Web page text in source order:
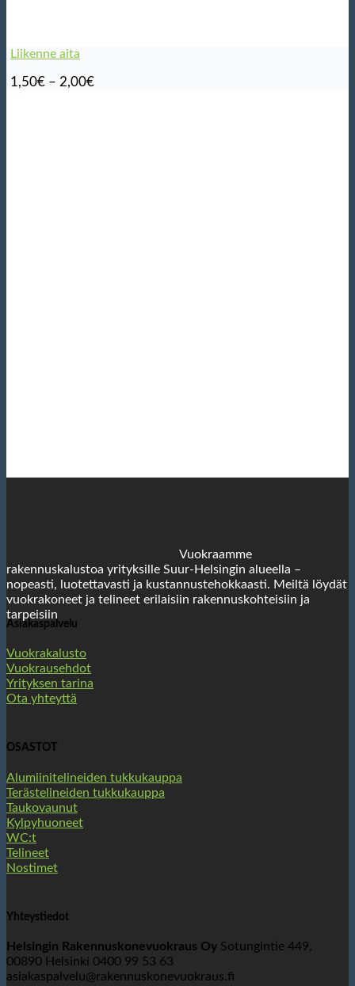
Liikenne aita
1,50€ – 2,00€Hintaluokka:
Vuokraamme
rakennuskalustoa yrityksille Suur-Helsingin alueella –
nopeasti, luotettavasti ja kustannustehokkaasti. Meiltä löydät
vuokrakoneet ja telineet erilaisiin rakennuskohteisiin ja
tarpeisiin
Asiakaspalvelu
Vuokrakalusto
Vuokrausehdot
Yrityksen tarina
Ota yhteyttä
OSASTOT
Alumiinitelineiden tukkukauppa
Terästelineiden tukkukauppa
Taukovaunut
Kylpyhuoneet
WC:t
Telineet
Nostimet
Yhteystiedot
Helsingin Rakennuskonevuokraus Oy Sotungintie 449,
00890 Helsinki 0400 99 53 63
asiakaspalvelu@rakennuskonevuokraus.fi